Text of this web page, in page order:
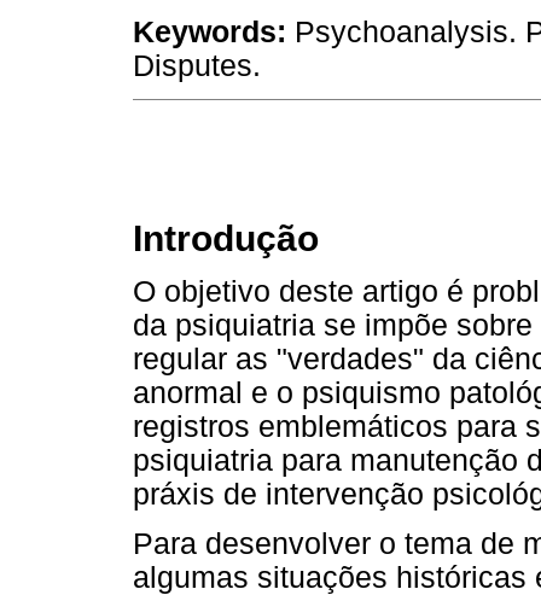
Keywords: Psychoanalysis.
Disputes.
Introdução
O objetivo deste artigo é
da psiquiatria se impõe
regular as "verdades" da
anormal e o psiquismo
registros emblemáticos para
psiquiatria para manutenção
práxis de intervenção
Para desenvolver o tema de
algumas situações históricas